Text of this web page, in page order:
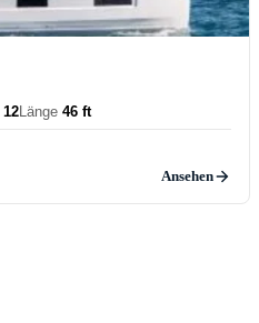
12Länge 46 ft
Ansehen